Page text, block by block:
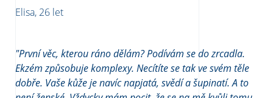
Elisa, 26 let
"První věc, kterou ráno dělám? Podívám se do zrcadla.
Ekzém způsobuje komplexy. Necítíte se tak ve svém těle
dobře. Vaše kůže je navíc napjatá, svědí a šupinatí. A to